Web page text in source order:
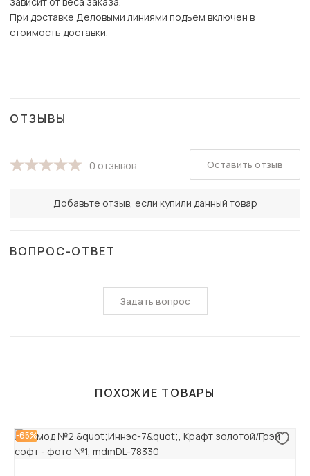
При доставке Деловыми линиями подъем включен в
стоимость доставки.
ОТЗЫВЫ
0 отзывов
Добавьте отзыв, если купили данный товар
Оставить отзыв
ВОПРОС-ОТВЕТ
Задать вопрос
ПОХОЖИЕ ТОВАРЫ
-65%